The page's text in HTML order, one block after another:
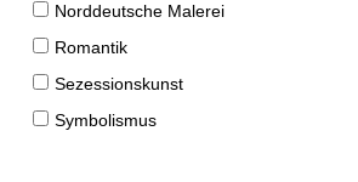
Norddeutsche Malerei
Romantik
Sezessionskunst
Symbolismus